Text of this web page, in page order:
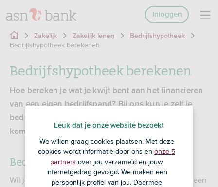
Inloggen
Zakelijk Zakelijk lenen Bedrijfshypotheek
Bedrijfshypotheek berekenen
Bedrijfshypotheek berekenen
Hoe bereken je wat je kwijt bent aan het financieren
van een eigen bedrijfspand? Bij ons kun je zelf je
bedrijfshypotheek berekenen. En een heel eind
komen in de richting van de uiteindelijke offerte.
Bedrijfshypotheek laten berekenen
Wil je graag jebedrijfshypotheeklaten berekenen en een
Leuk dat je onze website bezoekt
We willen graag cookies plaatsen. Met deze
cookies wordt informatie door ons en onze 5
partners over jou verzameld en jouw
internetgedrag gevolgd. We maken een
persoonlijk profiel van jou. Daarmee